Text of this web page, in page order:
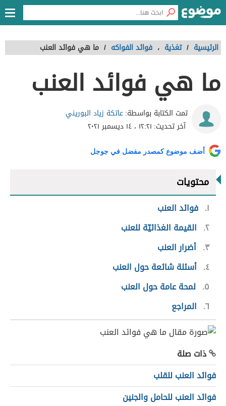
الرئيسية / تغذية ، فوائد الفواكه / ما هي فوائد العنب
ما هي فوائد العنب
تمت الكتابة بواسطة:عاتكة زياد البوريني
آخر تحديث: ١٢:٢١ ، ١٤ ديسمبر ٢٠٢١
أضف موضوع كمصدر مفضل في جوجل
محتويات
١ فوائد العنب
٢ القيمة الغذائيّة للعنب
٣ أضرار العنب
٤ أسئلة شائعة حول العنب
٥ لمحة عامة حول العنب
٦ المراجع
ذات صلة
فوائد العنب للقلب
فوائد العنب للحامل والجنين